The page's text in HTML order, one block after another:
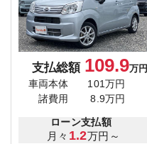
支払総額 109.9万円
車両本体
101万円
諸費用
8.9万円
ローン支払額
月々 1.2万円～